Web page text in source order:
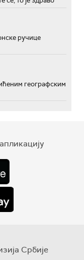
ручице
географским
Србије